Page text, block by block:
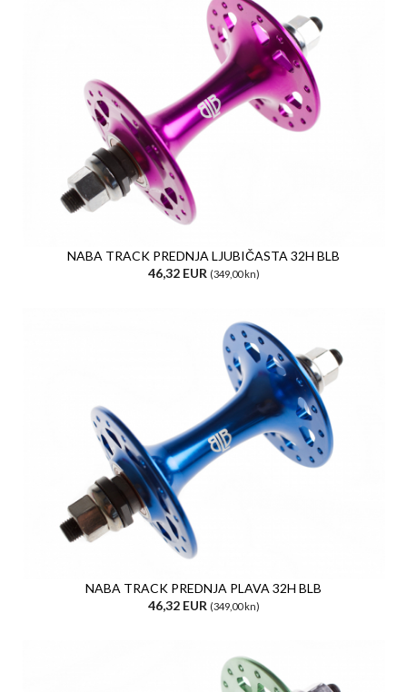
NABA TRACK PREDNJA LJUBIČASTA 32H BLB
46,32 EUR (349,00 kn)
NABA TRACK PREDNJA PLAVA 32H BLB
46,32 EUR (349,00 kn)